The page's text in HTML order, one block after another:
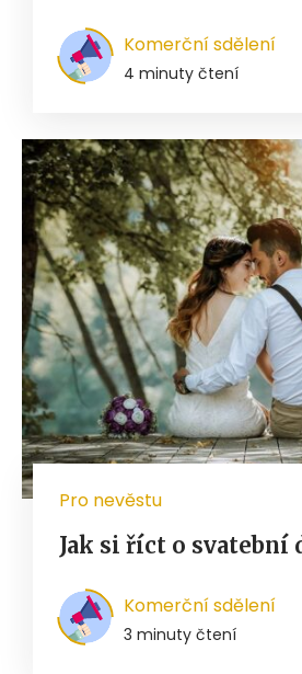
Komerční sdělení
4 minuty čtení
Pro nevěstu
Jak si říct o svatební
Komerční sdělení
3 minuty čtení